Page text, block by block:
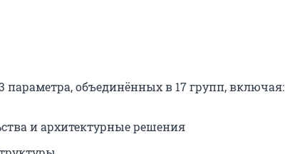
параметра, объединённых в 17 групп, включая:
и архитектурные решения